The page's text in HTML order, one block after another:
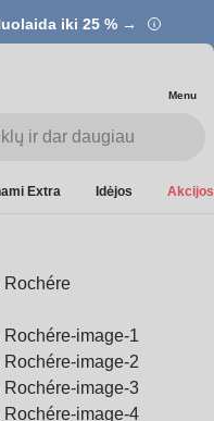
iki 25 % →
Menu
Extra Idėjos